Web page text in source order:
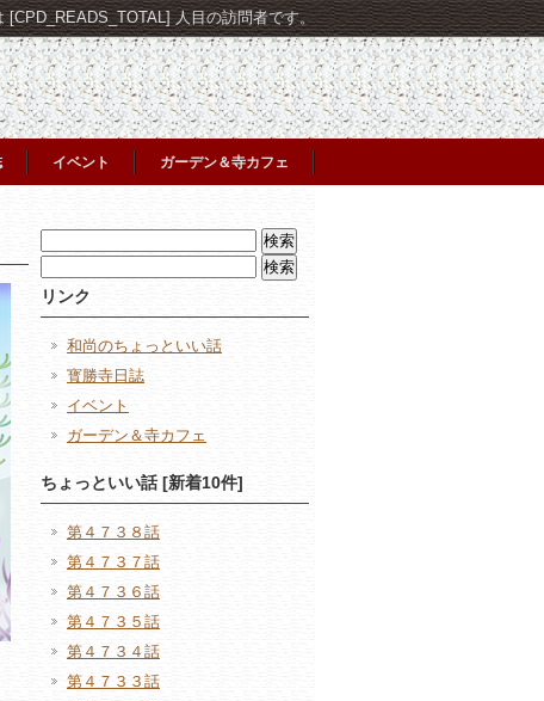
[CPD_READS_TOTAL] 人目の訪問者です。
イベント ガーデン＆寺カフェ
索:
索:
リンク
和尚のちょっといい話
寳勝寺日誌
イベント
ガーデン＆寺カフェ
ちょっといい話 [新着10件]
第４７３８話
第４７３７話
第４７３６話
第４７３５話
第４７３４話
第４７３３話